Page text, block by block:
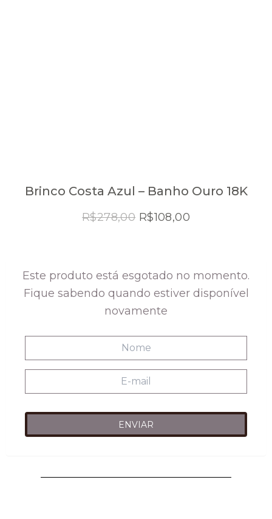
Brinco Costa Azul – Banho Ouro 18K
R$278,00 O
era:
R$278,00.
R$108,00O
R$108,00.
Este produto está esgotado no momento.
Fique sabendo quando estiver disponível
novamente